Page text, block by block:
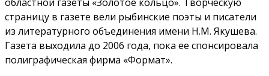
страницу в газете вели рыбинские поэты и писатели
из литературного объединения имени Н.М. Якушева.
Газета выходила до 2006 года, пока ее спонсировала
полиграфическая фирма «Формат».